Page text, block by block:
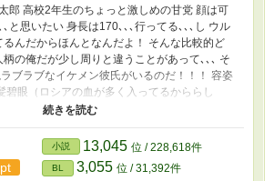
郎 高校2年生のちょっと激しめの甘党 顔は可
､と思いたい 身長は170､､､行ってる､､､し ウル
んだからほんとなんだよ！ そんな比較的ど
柄の俺だが少し周りと違うことがあって､､､ そ
ブラブなイケメン彼氏がいるのだ！！！ 容姿
碧眼（ロシアの血が多く入ってるかららし
、通ってる高校は違うけど、一週間に一度は
オンが大好きだし、レオンも俺が大好きで
ぎるって？ 実は付き合いたての時に、なんで
考えて喧嘩して 結局レオンからわからせと
小説 13,045 位 / 228,618件
BL 3,055 位 / 31,392件